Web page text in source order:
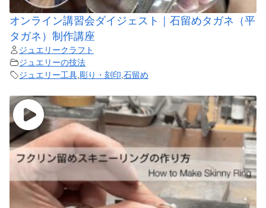
オンライン講習会ダイジェスト｜石留めタガネ（平
タガネ）制作講座
ジュエリークラフト
ジュエリーの技法
ジュエリー工具 彫り・刻印 石留め